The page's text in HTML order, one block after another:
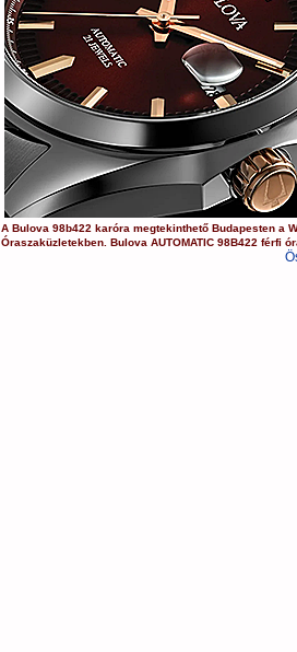
ABulova 98b422 karóra megtekinthető Budapesten a
Óraszaküzletekben.Bulova AUTOMATIC 98B422 férfi